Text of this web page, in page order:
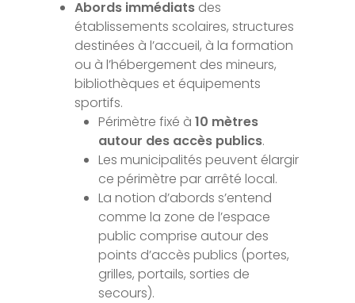
Abords immédiats des
établissements scolaires, structures
destinées à l’accueil, à la formation
ou à l’hébergement des mineurs,
bibliothèques et équipements
sportifs.
Périmètre fixé à 10 mètres
autour des accès publics.
Les municipalités peuvent élargir
ce périmètre par arrêté local.
La notion d’abords s’entend
comme la zone de l’espace
public comprise autour des
points d’accès publics (portes,
grilles, portails, sorties de
secours).